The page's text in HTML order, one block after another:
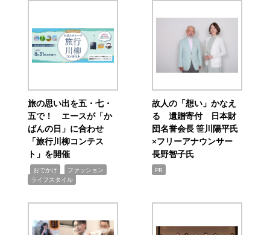
旅の思い出を五・七・
五で！ エースが「か
ばんの日」に合わせ
「旅行川柳コンテス
ト」を開催
おでかけ ファッション
ライフスタイル
故人の「想い」かなえ
る 遺贈寄付 日本財
団名誉会長 笹川陽平氏
×フリーアナウンサー
長野智子氏
PR